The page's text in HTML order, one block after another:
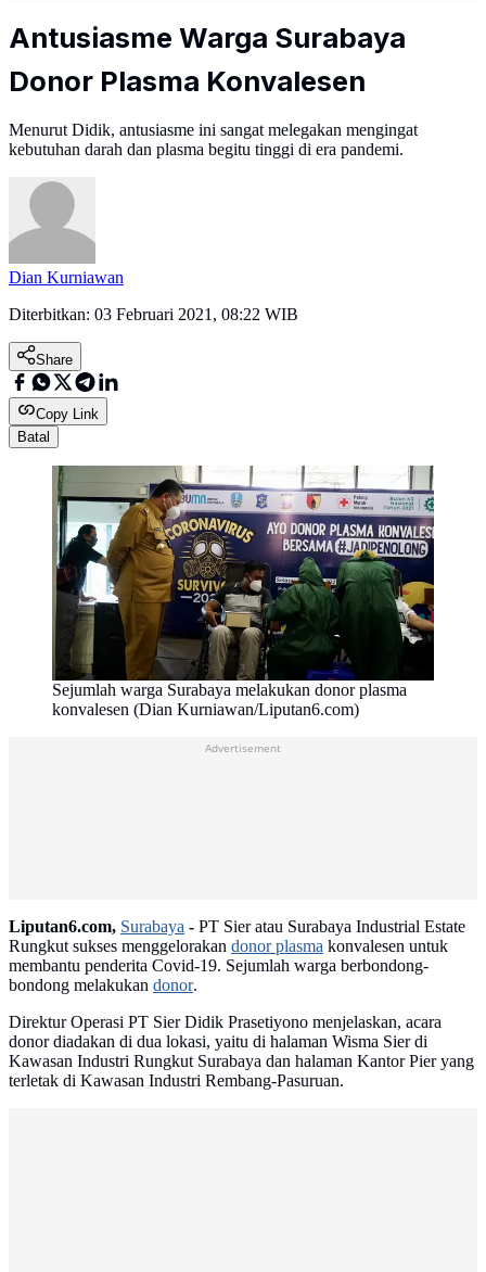
Antusiasme Warga Surabaya
Donor Plasma Konvalesen
Menurut Didik, antusiasme ini sangat melegakan mengingat
kebutuhan darah dan plasma begitu tinggi di era pandemi.
Dian Kurniawan
Diterbitkan: 03 Februari 2021, 08:22 WIB
Share
Copy Link
Batal
Sejumlah warga Surabaya melakukan donor plasma
konvalesen (Dian Kurniawan/Liputan6.com)
Advertisement
Liputan6.com, Surabaya - PT Sier atau Surabaya Industrial Estate
Rungkut sukses menggelorakan donor plasma konvalesen untuk
membantu penderita Covid-19. Sejumlah warga berbondong-
bondong melakukan donor.
Direktur Operasi PT Sier Didik Prasetiyono menjelaskan, acara
donor diadakan di dua lokasi, yaitu di halaman Wisma Sier di
Kawasan Industri Rungkut Surabaya dan halaman Kantor Pier yang
terletak di Kawasan Industri Rembang-Pasuruan.